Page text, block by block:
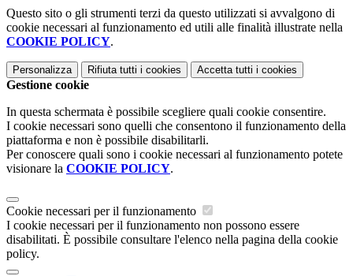
Questo sito o gli strumenti terzi da questo utilizzati si avvalgono di
cookie necessari al funzionamento ed utili alle finalità illustrate nella
COOKIE POLICY.
Personalizza Rifiuta tutti i cookies Accetta tutti i cookies
Gestione cookie
In questa schermata è possibile scegliere quali cookie consentire.
I cookie necessari sono quelli che consentono il funzionamento della
piattaforma e non è possibile disabilitarli.
Per conoscere quali sono i cookie necessari al funzionamento potete
visionare la COOKIE POLICY.
Cookie necessari per il funzionamento
I cookie necessari per il funzionamento non possono essere
disabilitati. È possibile consultare l'elenco nella pagina della cookie
policy.